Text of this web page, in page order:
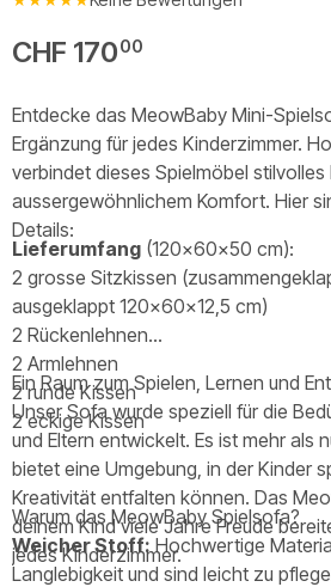
CHF 17000
Entdecke das MeowBaby Mini-
Ergänzung für jedes Kinderzimmer.
verbindet dieses Spielmöbel stilvolles
aussergewöhnlichem Komfort. Hier
Details:
Lieferumfang (120x60x50 cm):
2 grosse Sitzkissen
ausgeklappt 120x60x12,5 cm)
2 Rückenlehnen
2 Armlehnen
2 runde Kissen
2 eckige Kissen
Ein Raum zum Spielen, Lernen und
Unser Sofa wurde speziell für die
und Eltern entwickelt. Es ist mehr als
bietet eine Umgebung, in der Kinder
Kreativität entfalten können. Das
deinem Kind viele Jahre Freude
jedes Kinderzimmer.
Warum das MeowBaby Spielsofa?
Weicher Stoff: Hochwertige
Langlebigkeit und sind leicht zu